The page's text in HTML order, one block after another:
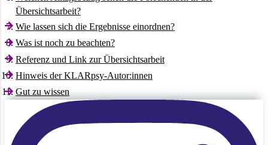
Übersichtsarbeit?
Wie lassen sich die Ergebnisse einordnen?
Was ist noch zu beachten?
Referenz und Link zur Übersichtsarbeit
Hinweis der KLARpsy­-Autor:innen
Gut zu wissen